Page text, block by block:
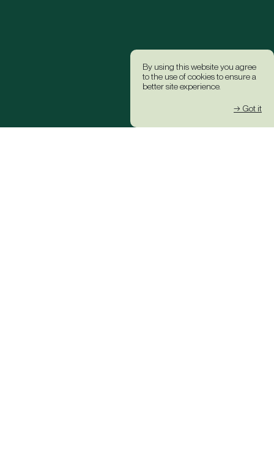
By using this website you agree
to the use of cookies to ensure a
better site experience.
→ Got it